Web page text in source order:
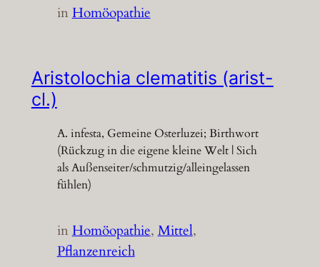
inHomöopathie
Aristolochia clematitis (arist-
cl.)
A. infesta, Gemeine Osterluzei; Birthwort
(Rückzug in die eigene kleine Welt | Sich
als Außenseiter/schmutzig/alleingelassen
fühlen)
inHomöopathie, Mittel
Pflanzenreich